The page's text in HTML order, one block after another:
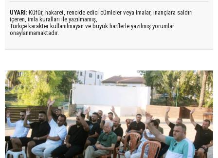
UYARI: Küfür, hakaret, rencide edici cümleler veya imalar, inançlara saldırı
içeren, imla kuralları ile yazılmamış,
Türkçe karakter kullanılmayan ve büyük harflerle yazılmış yorumlar
onaylanmamaktadır.